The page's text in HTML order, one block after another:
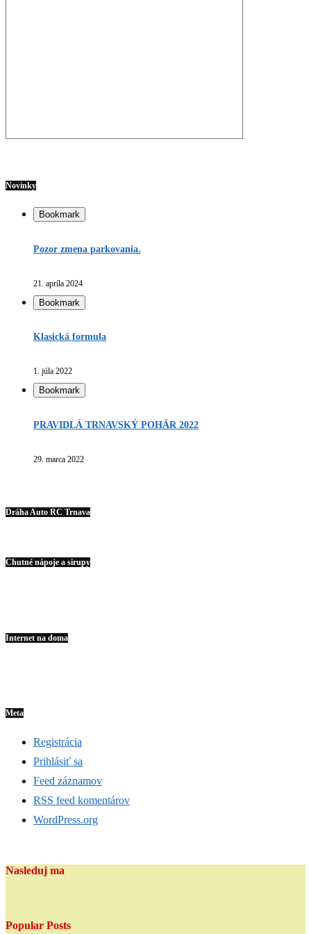
Novinky
Bookmark
Pozor zmena parkovania.
21. apríla 2024
Bookmark
Klasická formula
1. júla 2022
Bookmark
PRAVIDLÁ TRNAVSKÝ POHÁR 2022
29. marca 2022
Dráha Auto RC Trnava
Chutné nápoje a sirupy
Internet na doma
Meta
Registrácia
Prihlásiť sa
Feed záznamov
RSS feed komentárov
WordPress.org
Nasleduj ma
Popular Posts